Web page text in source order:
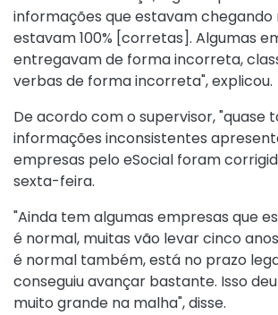
informações que estavam chegando
estavam 100% [corretas]. Algumas
entregavam de forma incorreta,
verbas de forma incorreta", explicou.
De acordo com o supervisor, "quase
informações inconsistentes
empresas pelo eSocial foram
sexta-feira.
"Ainda tem algumas empresas que
é normal, muitas vão levar cinco
é normal também, está no prazo
conseguiu avançar bastante. Isso
muito grande na malha", disse.